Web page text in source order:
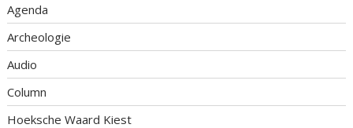
Agenda
Archeologie
Audio
Column
Hoeksche Waard Kiest